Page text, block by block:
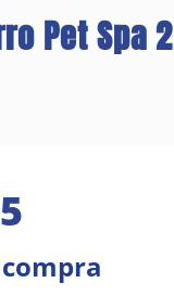
Pet Spa